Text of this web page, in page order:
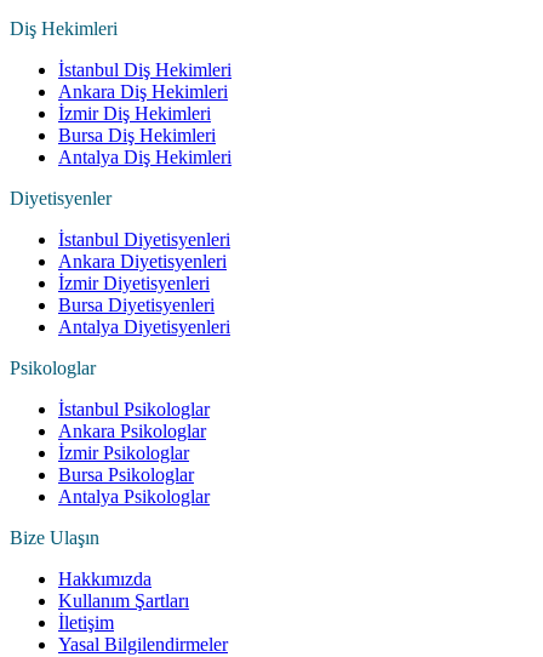
Diş Hekimleri
İstanbul Diş Hekimleri
Ankara Diş Hekimleri
İzmir Diş Hekimleri
Bursa Diş Hekimleri
Antalya Diş Hekimleri
Diyetisyenler
İstanbul Diyetisyenleri
Ankara Diyetisyenleri
İzmir Diyetisyenleri
Bursa Diyetisyenleri
Antalya Diyetisyenleri
Psikologlar
İstanbul Psikologlar
Ankara Psikologlar
İzmir Psikologlar
Bursa Psikologlar
Antalya Psikologlar
Bize Ulaşın
Hakkımızda
Kullanım Şartları
İletişim
Yasal Bilgilendirmeler